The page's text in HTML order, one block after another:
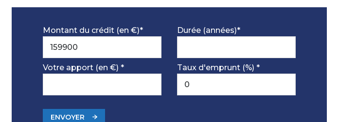
Montant du crédit (en €)* Durée (années)*
Votre apport (en €) * Taux d'emprunt (%) *
ENVOYER